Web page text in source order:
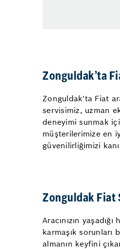
Zonguldak’ta
Zonguldak'ta Fiat
servisimiz, uzman
deneyimi sunmak
müşterilerimize en
güvenilirliğimizi
Zonguldak Fiat
Aracınızın
karmaşık
almanın keyfini